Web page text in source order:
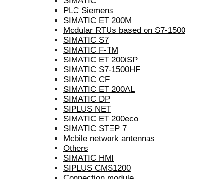
PLC Siemens
SIMATIC ET 200M
Modular RTUs based on S7-1500
SIMATIC S7
SIMATIC F-TM
SIMATIC ET 200iSP
SIMATIC S7-1500HF
SIMATIC CF
SIMATIC ET 200AL
SIMATIC DP
SIPLUS NET
SIMATIC ET 200eco
SIMATIC STEP 7
Mobile network antennas
Others
SIMATIC HMI
SIPLUS CMS1200